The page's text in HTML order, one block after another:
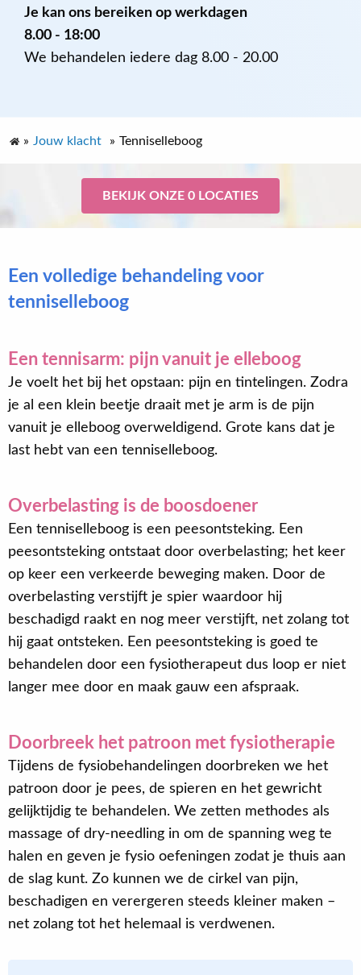
Je kan ons bereiken op werkdagen
8.00 - 18:00
We behandelen iedere dag 8.00 - 20.00
» Jouw klacht » Tenniselleboog
BEKIJK ONZE 0 LOCATIES
Een volledige behandeling voor
tenniselleboog
Een tennisarm: pijn vanuit je elleboog
Je voelt het bij het opstaan: pijn en tintelingen. Zodra
je al een klein beetje draait met je arm is de pijn
vanuit je elleboog overweldigend. Grote kans dat je
last hebt van een tenniselleboog.
Overbelasting is de boosdoener
Een tenniselleboog is een peesontsteking. Een
peesontsteking ontstaat door overbelasting; het keer
op keer een verkeerde beweging maken. Door de
overbelasting verstijft je spier waardoor hij
beschadigd raakt en nog meer verstijft, net zolang tot
hij gaat ontsteken. Een peesontsteking is goed te
behandelen door een fysiotherapeut dus loop er niet
langer mee door en maak gauw een afspraak.
Doorbreek het patroon met fysiotherapie
Tijdens de fysiobehandelingen doorbreken we het
patroon door je pees, de spieren en het gewricht
gelijktijdig te behandelen. We zetten methodes als
massage of dry-needling in om de spanning weg te
halen en geven je fysio oefeningen zodat je thuis aan
de slag kunt. Zo kunnen we de cirkel van pijn,
beschadigen en verergeren steeds kleiner maken –
net zolang tot het helemaal is verdwenen.